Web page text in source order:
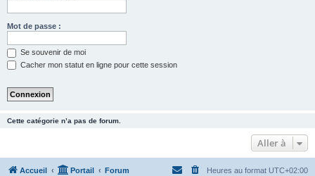
Mot de passe :
Se souvenir de moi
Cacher mon statut en ligne pour cette session
Cette catégorie n’a pas de forum.
Aller à
Accueil Portail Forum Heures au format UTC+02:00